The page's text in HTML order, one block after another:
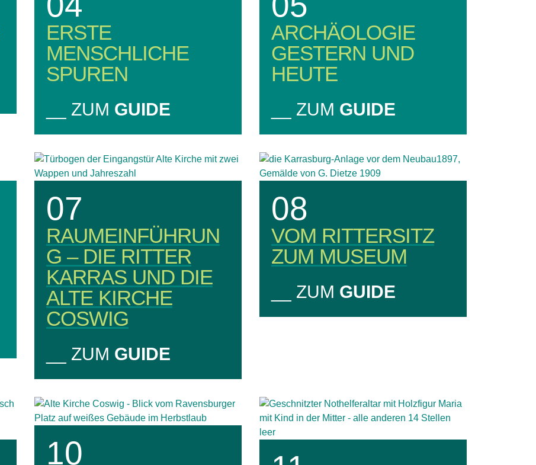
ERSTE
MENSCHLICHE
SPUREN
__ ZUM GUIDE
ARCHÄOLOGIE
GESTERN UND
HEUTE
__ ZUM GUIDE
07
RAUMEINFÜHRUN
G – DIE RITTER
KARRAS UND DIE
ALTE KIRCHE
COSWIG
__ ZUM GUIDE
08
VOM RITTERSITZ
ZUM MUSEUM
__ ZUM GUIDE
10